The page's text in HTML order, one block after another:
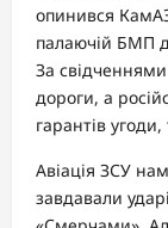
опинився
палаючій БМП
За свідченнями
дороги, а
гарантів
Авіація ЗСУ
завдавали